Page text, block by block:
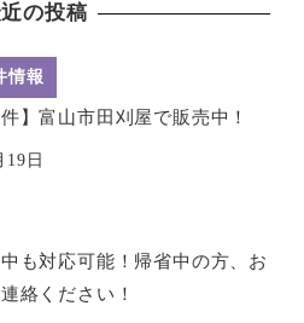
の投稿
情報
件】富山市田刈屋で販売中！
19日
も対応可能！帰省中の方、お
絡ください！